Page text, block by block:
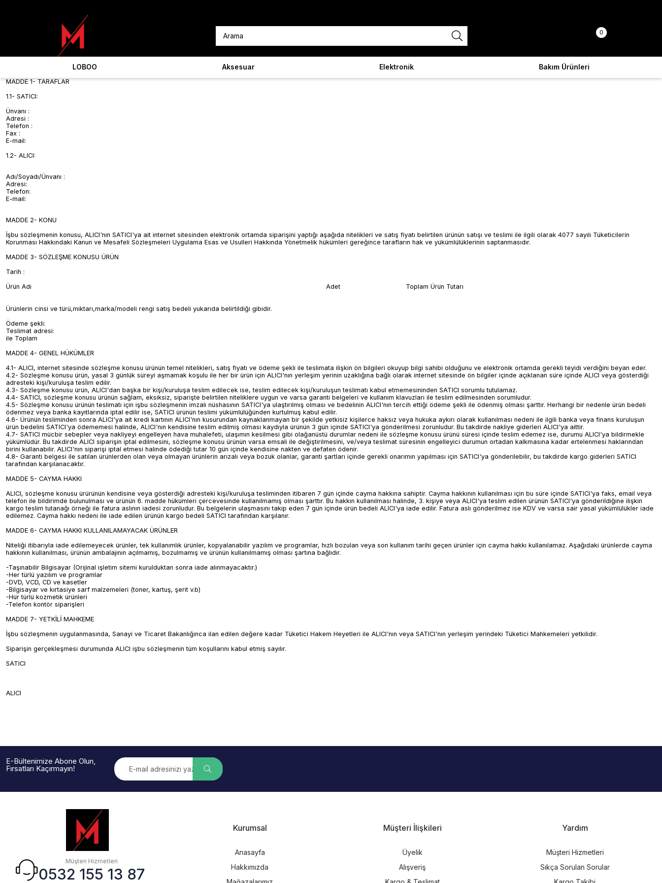
Sepetim0
LOBOO Aksesuar Elektronik Bakım Ürünleri
MADDE 1- TARAFLAR
1.1- SATICI:
Ünvanı :
Adresi :
Telefon :
Fax :
E-mail:
1.2- ALICI:
Adı/Soyadı/Ünvanı :
Adresi:
Telefon:
E-mail:
MADDE 2- KONU
İşbu sözleşmenin konusu, ALICI'nın SATICI'ya ait internet sitesinden elektronik ortamda siparişini yaptığı aşağıda nitelikleri ve satış fiyatı belirtilen ürünün satışı ve teslimi ile ilgili olarak 4077 sayılı Tüketicilerin
Korunması Hakkındaki Kanun ve Mesafeli Sözleşmeleri Uygulama Esas ve Usulleri Hakkında Yönetmelik hükümleri gereğince tarafların hak ve yükümlülüklerinin saptanmasıdır.
MADDE 3- SÖZLEŞME KONUSU ÜRÜN
Tarih :
Ürün Adı
Adet Toplam Ürün Tutarı
Ürünlerin cinsi ve türü,miktarı,marka/modeli rengi satış bedeli yukarıda belirtildiği gibidir.
Ödeme şekli:
Teslimat adresi:
ile Toplam
MADDE 4- GENEL HÜKÜMLER
4.1- ALICI, internet sitesinde sözleşme konusu ürünün temel nitelikleri, satış fiyatı ve ödeme şekli ile teslimata ilişkin ön bilgileri okuyup bilgi sahibi olduğunu ve elektronik ortamda gerekli teyidi verdiğini beyan eder.
4.2- Sözleşme konusu ürün, yasal 3 günlük süreyi aşmamak koşulu ile her bir ürün için ALICI'nın yerleşim yerinin uzaklığına bağlı olarak internet sitesinde ön bilgiler içinde açıklanan süre içinde ALICI veya gösterdiği
adresteki kişi/kuruluşa teslim edilir.
4.3- Sözleşme konusu ürün, ALICI'dan başka bir kişi/kuruluşa teslim edilecek ise, teslim edilecek kişi/kuruluşun teslimatı kabul etmemesininden SATICI sorumlu tutulamaz.
4.4- SATICI, sözleşme konusu ürünün sağlam, eksiksiz, siparişte belirtilen niteliklere uygun ve varsa garanti belgeleri ve kullanım klavuzları ile teslim edilmesinden sorumludur.
4.5- Sözleşme konusu ürünün teslimatı için işbu sözleşmenin imzalı nüshasının SATICI'ya ulaştırılmış olması ve bedelinin ALICI'nın tercih ettiği ödeme şekli ile ödenmiş olması şarttır. Herhangi bir nedenle ürün bedeli
ödenmez veya banka kayıtlarında iptal edilir ise, SATICI ürünün teslimi yükümlülüğünden kurtulmuş kabul edilir.
4.6- Ürünün tesliminden sonra ALICI'ya ait kredi kartının ALICI'nın kusurundan kaynaklanmayan bir şekilde yetkisiz kişilerce haksız veya hukuka aykırı olarak kullanılması nedeni ile ilgili banka veya finans kuruluşun
ürün bedelini SATICI'ya ödememesi halinde, ALICI'nın kendisine teslim edilmiş olması kaydıyla ürünün 3 gün içinde SATICI'ya gönderilmesi zorunludur. Bu takdirde nakliye giderleri ALICI'ya aittir.
4.7- SATICI mücbir sebepler veya nakliyeyi engelleyen hava muhalefeti, ulaşımın kesilmesi gibi olağanüstü durumlar nedeni ile sözleşme konusu ürünü süresi içinde teslim edemez ise, durumu ALICI'ya bildirmekle
yükümlüdür. Bu takdirde ALICI siparişin iptal edilmesini, sözleşme konusu ürünün varsa emsali ile değiştirilmesini, ve/veya teslimat süresinin engelleyici durumun ortadan kalkmasına kadar ertelenmesi haklarından
birini kullanabilir. ALICI'nın siparişi iptal etmesi halinde ödediği tutar 10 gün içinde kendisine nakten ve defaten ödenir.
4.8- Garanti belgesi ile satılan ürünlerden olan veya olmayan ürünlerin arızalı veya bozuk olanlar, garanti şartları içinde gerekli onarımın yapılması için SATICI'ya gönderilebilir, bu takdirde kargo giderleri SATICI
tarafından karşılanacaktır.
MADDE 5- CAYMA HAKKI
ALICI, sözleşme konusu ürürünün kendisine veya gösterdiği adresteki kişi/kuruluşa tesliminden itibaren 7 gün içinde cayma hakkına sahiptir. Cayma hakkının kullanılması için bu süre içinde SATICI'ya faks, email veya
telefon ile bildirimde bulunulması ve ürünün 6. madde hükümleri çercevesinde kullanılmamış olması şarttır. Bu hakkın kullanılması halinde, 3. kişiye veya ALICI'ya teslim edilen ürünün SATICI'ya gönderildiğine ilişkin
kargo teslim tutanağı örneği ile fatura aslının iadesi zorunludur. Bu belgelerin ulaşmasını takip eden 7 gün içinde ürün bedeli ALICI'ya iade edilir. Fatura aslı gönderilmez ise KDV ve varsa sair yasal yükümlülükler iade
edilemez. Cayma hakkı nedeni ile iade edilen ürünün kargo bedeli SATICI tarafından karşılanır.
MADDE 6- CAYMA HAKKI KULLANILAMAYACAK ÜRÜNLER
Niteliği itibarıyla iade edilemeyecek ürünler, tek kullanımlık ürünler, kopyalanabilir yazılım ve programlar, hızlı bozulan veya son kullanım tarihi geçen ürünler için cayma hakkı kullanılamaz. Aşağıdaki ürünlerde cayma
hakkının kullanılması, ürünün ambalajının açılmamış, bozulmamış ve ürünün kullanılmamış olması şartına bağlıdır.
-Taşınabilir Bilgisayar (Orijinal işletim sitemi kurulduktan sonra iade alınmayacaktır.)
-Her türlü yazılım ve programlar
-DVD, VCD, CD ve kasetler
-Bilgisayar ve kırtasiye sarf malzemeleri (toner, kartuş, şerit v.b)
-Hür türlü kozmetik ürünleri
-Telefon kontör siparişleri
MADDE 7- YETKİLİ MAHKEME
İşbu sözleşmenin uygulanmasında, Sanayi ve Ticaret Bakanlığınca ilan edilen değere kadar Tüketici Hakem Heyetleri ile ALICI'nın veya SATICI'nın yerleşim yerindeki Tüketici Mahkemeleri yetkilidir.
Siparişin gerçekleşmesi durumunda ALICI işbu sözleşmenin tüm koşullarını kabul etmiş sayılır.
SATICI
ALICI
E-Bültenimize Abone Olun,
Fırsatları Kaçırmayın!
Müşteri Hizmetleri
0532 155 13 87
Kurumsal
Anasayfa
Hakkımızda
Müşteri İlişkileri
Üyelik
Alışveriş
Yardım
Müşteri Hizmetleri
Sıkça Sorulan Sorular